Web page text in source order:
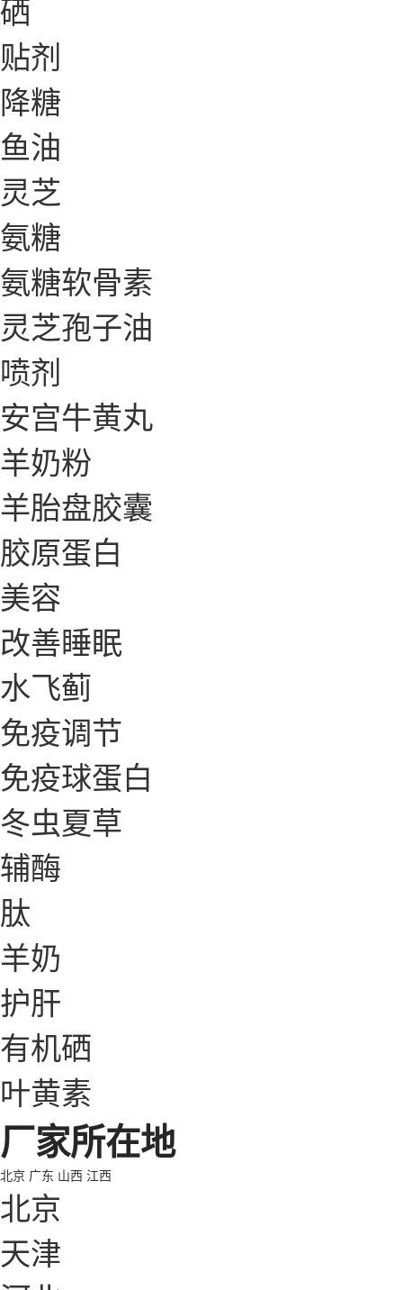
硒
贴剂
降糖
鱼油
灵芝
氨糖
氨糖软骨素
灵芝孢子油
喷剂
安宫牛黄丸
羊奶粉
羊胎盘胶囊
胶原蛋白
美容
改善睡眠
水飞蓟
免疫调节
免疫球蛋白
冬虫夏草
辅酶
肽
羊奶
护肝
有机硒
叶黄素
厂家所在地
北京 广东 山西 江西
北京
天津